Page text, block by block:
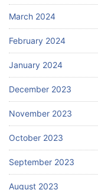
March 2024
February 2024
January 2024
December 2023
November 2023
October 2023
September 2023
August 2023